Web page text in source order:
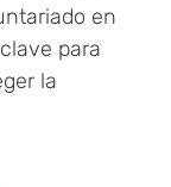
en
para
la